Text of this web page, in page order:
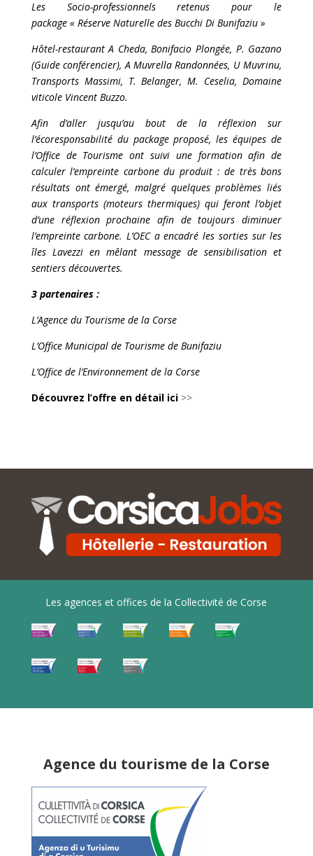
Les Socio-professionnels retenus pour le
package « Réserve Naturelle des Bucchi Di Bunifaziu »
Hôtel-restaurant A Cheda, Bonifacio Plongée, P. Gazano
(Guide conférencier), A Muvrella Randonnées, U Muvrinu,
Transports Massimi, T. Belanger, M. Ceselia, Domaine
viticole Vincent Buzzo.
Afin d’aller jusqu’au bout de la réflexion sur
l’écoresponsabilité du package proposé, les équipes de
l’Office de Tourisme ont suivi une formation afin de
calculer l’empreinte carbone du produit : de très bons
résultats ont émergé, malgré quelques problèmes liés
aux transports (moteurs thermiques) qui feront l’objet
d’une réflexion prochaine afin de toujours diminuer
l’empreinte carbone. L’OEC a encadré les sorties sur les
îles Lavezzi en mêlant message de sensibilisation et
sentiers découvertes.
3 partenaires :
L’Agence du Tourisme de la Corse
L’Office Municipal de Tourisme de Bunifaziu
L’Office de l’Environnement de la Corse
Découvrez l’offre en détail ici>>
Les agences et offices de la Collectivité de Corse
Agence du tourisme de la Corse